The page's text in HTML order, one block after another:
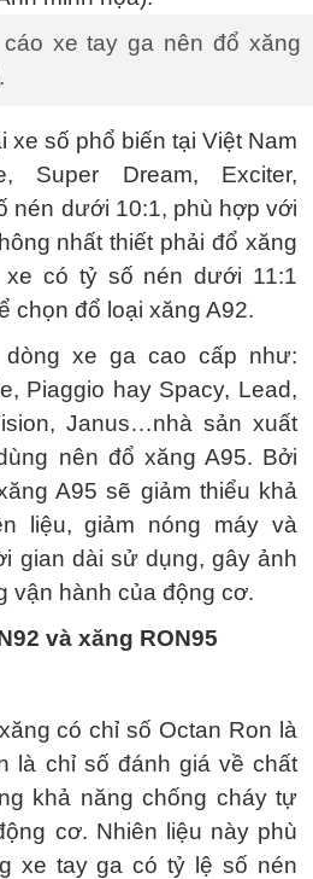
xe tay ga nên đổ xăng
xe số phổ biến tại Việt Nam
Super Dream, Exciter,
nén dưới 10:1, phù hợp với
nhất thiết phải đổ xăng
xe có tỷ số nén dưới 11:1
chọn đổ loại xăng A92.
xe ga cao cấp như:
Piaggio hay Spacy, Lead,
Janus…nhà sản xuất
nên đổ xăng A95. Bởi
A95 sẽ giảm thiểu khả
liệu, giảm nóng máy và
gian dài sử dụng, gây ảnh
vận hành của động cơ.
và xăng RON95
có chỉ số Octan Ron là
là chỉ số đánh giá về chất
khả năng chống cháy tự
cơ. Nhiên liệu này phù
xe tay ga có tỷ lệ số nén